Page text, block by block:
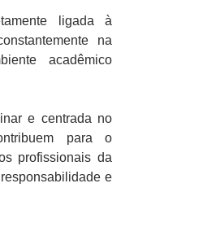
ligada à
na
acadêmico
e centrada no
para o
profissionais da
e